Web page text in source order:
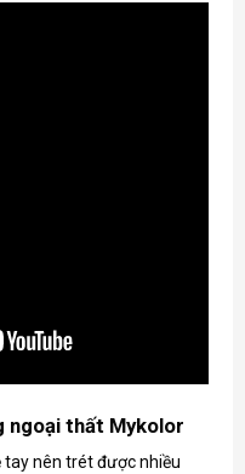
thất Mykolor
tay nên trét được nhiều